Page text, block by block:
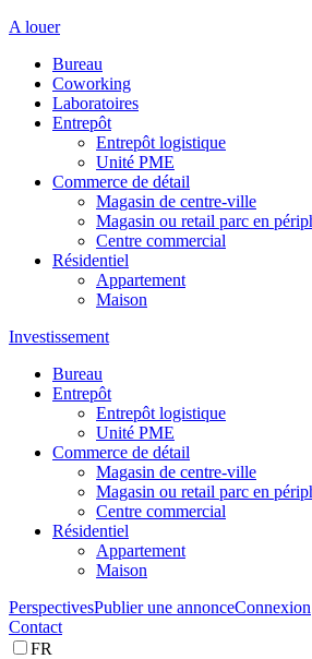
A louer
Bureau
Coworking
Laboratoires
Entrepôt
Entrepôt logistique
Unité PME
Commerce de détail
Magasin de centre-ville
Magasin ou retail parc en
Centre commercial
Résidentiel
Appartement
Maison
Investissement
Bureau
Entrepôt
Entrepôt logistique
Unité PME
Commerce de détail
Magasin de centre-ville
Magasin ou retail parc en
Centre commercial
Résidentiel
Appartement
Maison
PerspectivesPublier une annonceConnexion
Contact
FR